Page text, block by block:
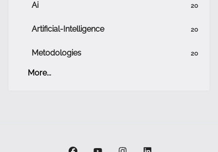
Ai 20
Artificial-Intelligence 20
Metodologies 20
More...
facebookyoutubeinstagramlinkedin